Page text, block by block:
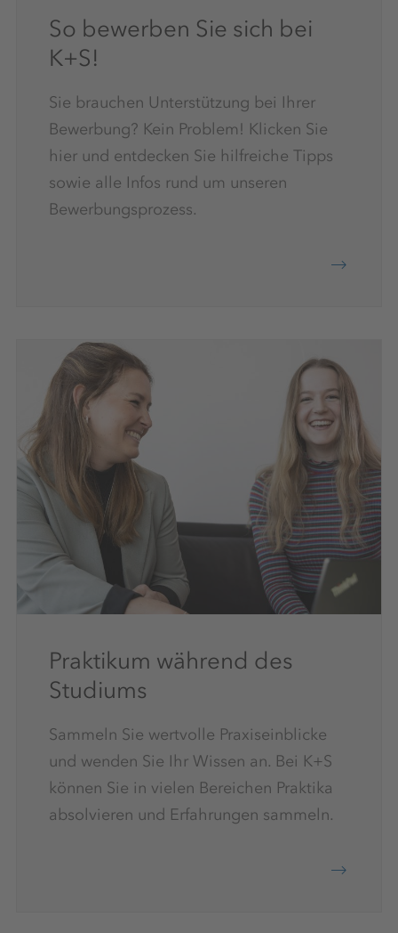
So bewerben Sie sich bei
K+S!
Sie brauchen Unterstützung bei Ihrer
Bewerbung? Kein Problem! Klicken Sie
hier und entdecken Sie hilfreiche Tipps
sowie alle Infos rund um unseren
Bewerbungsprozess.
Praktikum während des
Studiums
Sammeln Sie wertvolle Praxiseinblicke
und wenden Sie Ihr Wissen an. Bei K+S
können Sie in vielen Bereichen Praktika
absolvieren und Erfahrungen sammeln.